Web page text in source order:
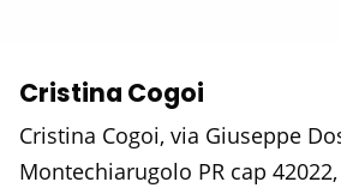
Cristina Cogoi
Cristina Cogoi, via Giuseppe
Montechiarugolo PR cap 42022,